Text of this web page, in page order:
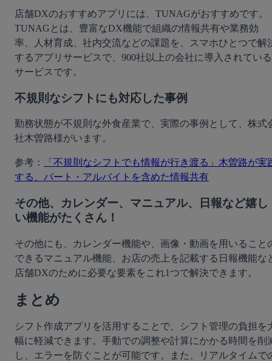
店舗DXのおすすめアプリには、TUNAGがおすすめです。
TUNAGとは、豊富なDX機能で組織の情報共有や業務効
率、人材育成、社内交流などの課題を、スマホひとつで解
するアプリサービスで、900社以上の会社に導入されている
サービスです。
不規則なシフトにも対応した事例
勤務状態が不規則な外食産業で、実際の事例として、株式
社木曽路様がいます。
参考：
「不規則なシフトでも情報が行き渡る」木曽路が実
する、パート・アルバイトを含めた情報共有
その他、カレンダー、マニュアル、日報など嬉し
い機能がたくさん！
その他にも、カレンダー機能や、画像・動画を用いること
できるマニュアル機能、お店の売上を記載する日報機能な
店舗DXのために必要な要素をこれ1つで解決できます。
まとめ
シフト作成アプリを活用することで、シフト管理の負担を
幅に軽減できます。手動での調整や計算にかかる時間を削
し、エラーを防ぐことが可能です。また、リアルタイムで